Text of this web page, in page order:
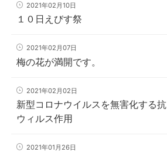
2021年02月10日
１０日えびす祭
2021年02月07日
梅の花が満開です。
2021年02月02日
新型コロナウイルスを無害化する抗
ウィルス作用
2021年01月26日